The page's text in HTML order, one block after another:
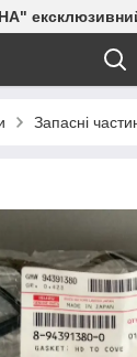
ексклюзивний
Запасні